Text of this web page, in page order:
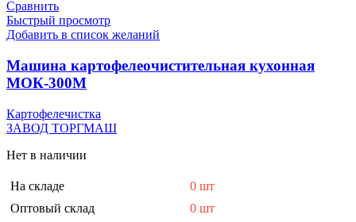
Сравнить
Быстрый просмотр
Добавить в список желаний
Машина картофелеочистительная кухонная
МОК-300М
Картофелечистка
ЗАВОД ТОРГМАШ
Нет в наличии
На складе
0 шт
Оптовый склад
0 шт